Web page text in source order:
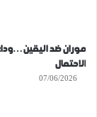
موران ضد
الاحتمال
07/06/2026